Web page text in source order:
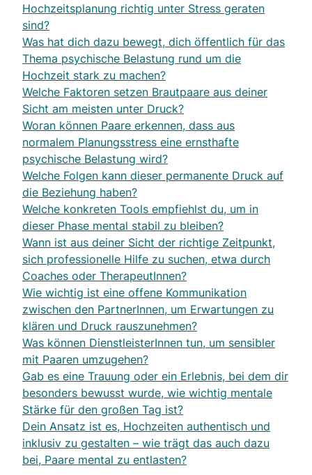
Hochzeitsplanung richtig unter Stress geraten
sind?
Was hat dich dazu bewegt, dich öffentlich für das
Thema psychische Belastung rund um die
Hochzeit stark zu machen?
Welche Faktoren setzen Brautpaare aus deiner
Sicht am meisten unter Druck?
Woran können Paare erkennen, dass aus
normalem Planungsstress eine ernsthafte
psychische Belastung wird?
Welche Folgen kann dieser permanente Druck auf
die Beziehung haben?
Welche konkreten Tools empfiehlst du, um in
dieser Phase mental stabil zu bleiben?
Wann ist aus deiner Sicht der richtige Zeitpunkt,
sich professionelle Hilfe zu suchen, etwa durch
Coaches oder TherapeutInnen?
Wie wichtig ist eine offene Kommunikation
zwischen den PartnerInnen, um Erwartungen zu
klären und Druck rauszunehmen?
Was können DienstleisterInnen tun, um sensibler
mit Paaren umzugehen?
Gab es eine Trauung oder ein Erlebnis, bei dem dir
besonders bewusst wurde, wie wichtig mentale
Stärke für den großen Tag ist?
Dein Ansatz ist es, Hochzeiten authentisch und
inklusiv zu gestalten – wie trägt das auch dazu
bei, Paare mental zu entlasten?